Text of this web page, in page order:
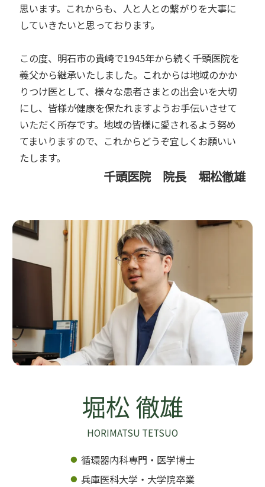
思います。これからも、人と人との繋がりを大事に
していきたいと思っております。
この度、明石市の貴崎で1945年から続く千頭医院を
義父から継承いたしました。これからは地域のかか
りつけ医として、様々な患者さまとの出会いを大切
にし、皆様が健康を保たれますようお手伝いさせて
いただく所存です。地域の皆様に愛されるよう努め
てまいりますので、これからどうぞ宜しくお願いい
たします。
千頭医院 院長 堀松徹雄
堀松 徹雄
HORIMATSU TETSUO
循環器内科専門・医学博士
兵庫医科大学・大学院卒業